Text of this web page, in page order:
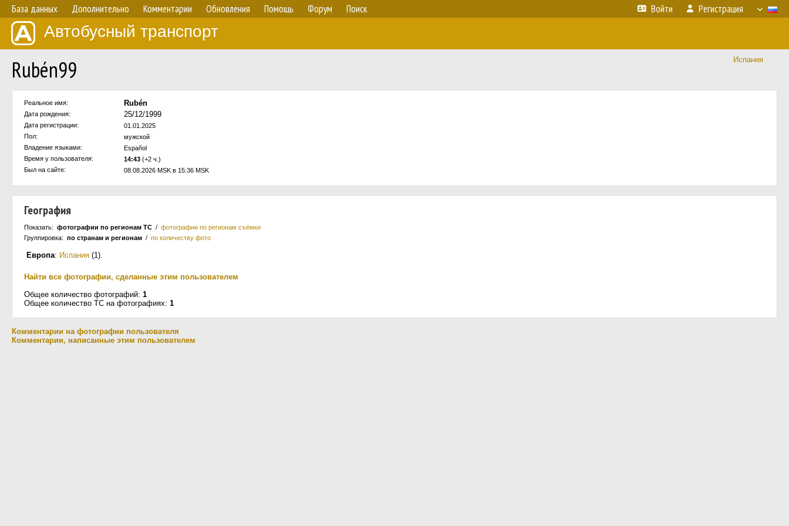
База данных Дополнительно Комментарии Обновления Помощь Форум Поиск Войти Регистрация
Автобусный транспорт
Испания
Rubén99
Реальное имя: Rubén
Дата рождения: 25/12/1999
Дата регистрации:
01.01.2025
Пол:
мужской
Владение языками:
Español
Время у пользователя:
14:43 (+2 ч.)
Был на сайте:
08.08.2026 MSK в 15:36 MSK
География
Показать: фотографии по регионам ТС / фотографии по регионам съёмки
Группировка: по странам и регионам / по количеству фото
Европа: Испания (1).
Найти все фотографии, сделанные этим пользователем
Общее количество фотографий: 1
Общее количество ТС на фотографиях: 1
Комментарии на фотографии пользователя
Комментарии, написанные этим пользователем